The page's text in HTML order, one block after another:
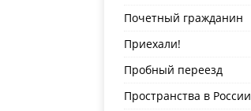
Почетный гражданин
Приехали!
Пробный переезд
Пространства в России